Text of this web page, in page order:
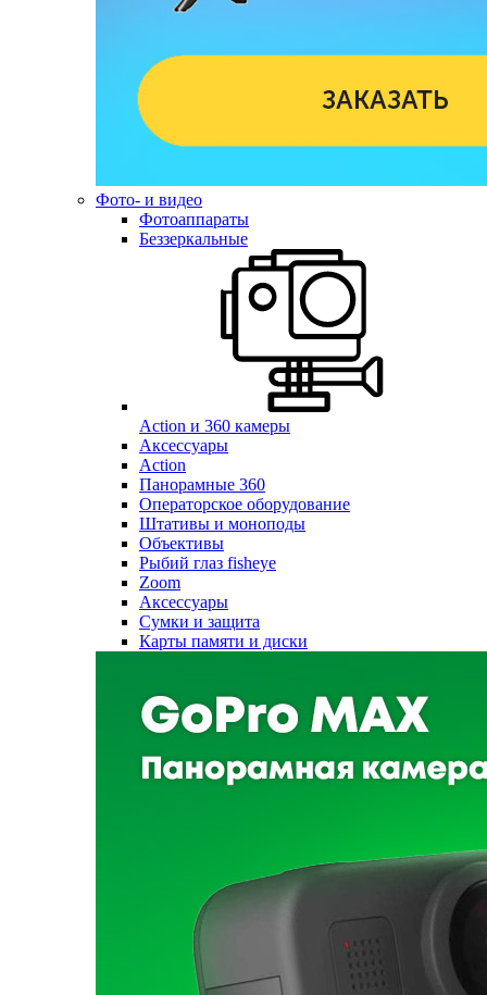
Фото- и видео
Фотоаппараты
Беззеркальные
Action и 360 камеры
Аксессуары
Action
Панорамные 360
Операторское оборудование
Штативы и моноподы
Объективы
Рыбий глаз fisheye
Zoom
Аксессуары
Сумки и защита
Карты памяти и диски